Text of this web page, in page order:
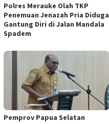
Polres Merauke Olah TKP
Penemuan Jenazah Pria Diduga
Gantung Diri di Jalan Mandala
Spadem
Pemprov Papua Selatan